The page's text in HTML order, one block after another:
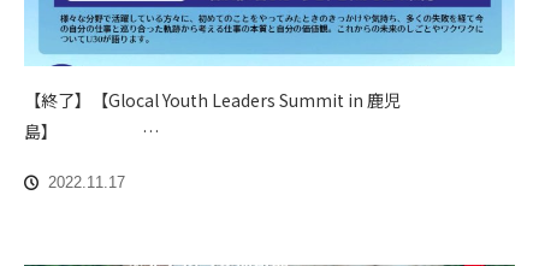
【終了】【Glocal Youth Leaders Summit in 鹿児
島】 …
2022.11.17